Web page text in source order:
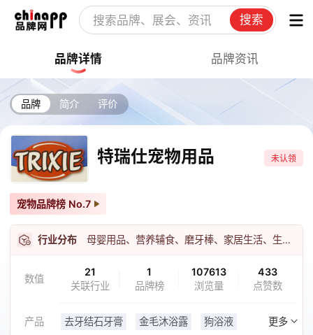
搜索
品牌详情 品牌资讯
品牌 简介 评价
特瑞仕宠物用品 未认领
宠物品牌榜 No.7
行业分布 母婴用品、营养辅食、磨牙棒、家居生活、生活用品
数值
21
关联行业
1
品牌榜
107613
浏览量
433
点赞数
产品 去牙结石牙膏 金毛沐浴露
狗浴液
更多